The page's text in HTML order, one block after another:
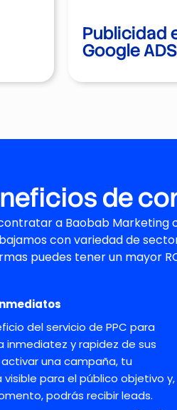
Publicidad
Google ADS
Publicidad
Google ADS
de
a Baobab Marketing
con variedad de
puedestener un mayor
delservicio de PPCpara
inmediatez y rapidez de sus
una campaña, tu
visibleparael público objetivo y,
podrás recibir leads.